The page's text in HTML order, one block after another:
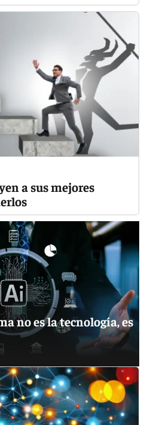
a sus mejores
no es la tecnología, es